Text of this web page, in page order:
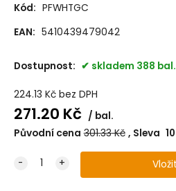
Kód: PFWHTGC
EAN: 5410439479042
Dostupnost: skladem 388 bal.
224.13 Kč bez DPH
271.20 Kč
bal.
Původní cena 301.33Kč Sleva 10